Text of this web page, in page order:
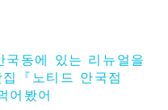
국동에 있는 리뉴얼을
『노티드 안국점
어봤어